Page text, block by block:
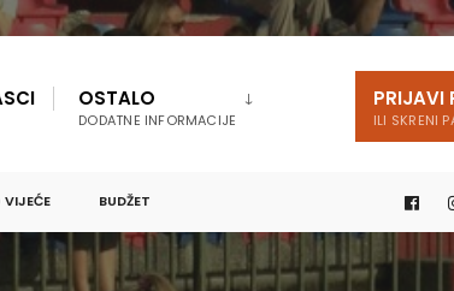
OSTALO
DODATNE INFORMACIJE
PRIJAVI
ILI SKRENI
BUDŽET